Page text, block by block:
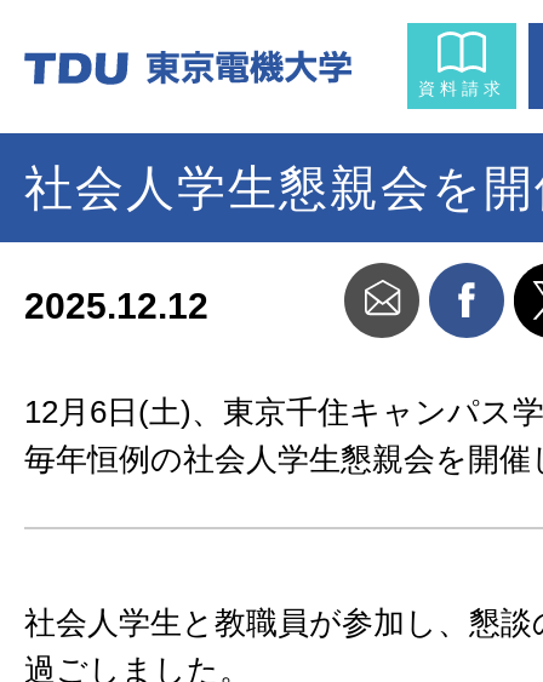
資料請求
社会人学生懇親会を
2025.12.12
12月6日(土)、東京千住キャンパス
毎年恒例の社会人学生懇親会を開
社会人学生と教職員が参加し、懇
過ごしました。